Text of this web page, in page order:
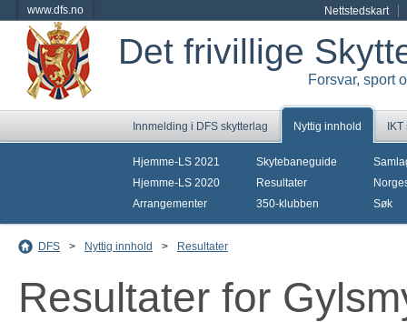
www.dfs.no Nettstedskart
Det frivillige
Forsvar, sport
Innmelding i DFS skytterlag Nyttig innhold
Hjemme-LS 2021
Hjemme-LS 2020
Arrangementer
Skytebaneguide
Resultater
350-klubben
Søk
DFS > Nyttig innhold > Resultater
Resultater for